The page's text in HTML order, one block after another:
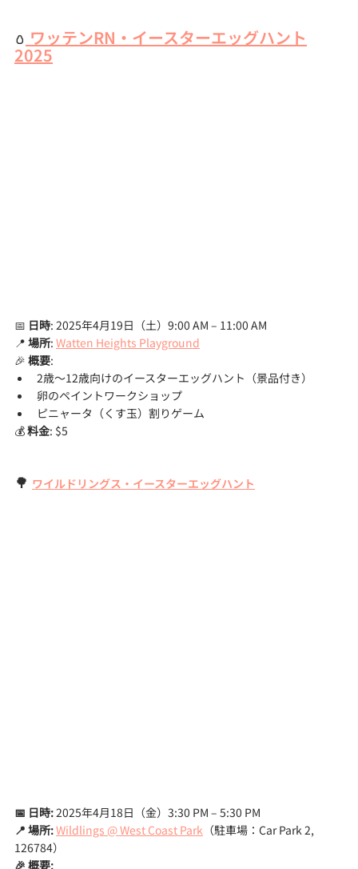
🥚 ワッテンRN・イースターエッグハント
2025
📅 日時: 2025年4月19日（土）9:00 AM – 11:00 AM
📍 場所: Watten Heights Playground
🎉 概要:
2歳〜12歳向けのイースターエッグハント（景品付き）
卵のペイントワークショップ
ピニャータ（くす玉）割りゲーム
💰 料金: $5
🌳 ワイルドリングス・イースターエッグハント
📅 日時: 2025年4月18日（金）3:30 PM – 5:30 PM
📍 場所:Wildlings @ West Coast Park （駐車場：Car Park 2,
126784）
🎉 概要: